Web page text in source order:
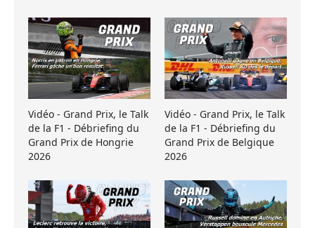
Vidéo - Grand Prix, le Talk
de la F1 - Débriefing du
Grand Prix de Hongrie
2026
Vidéo - Grand Prix, le Talk
de la F1 - Débriefing du
Grand Prix de Belgique
2026